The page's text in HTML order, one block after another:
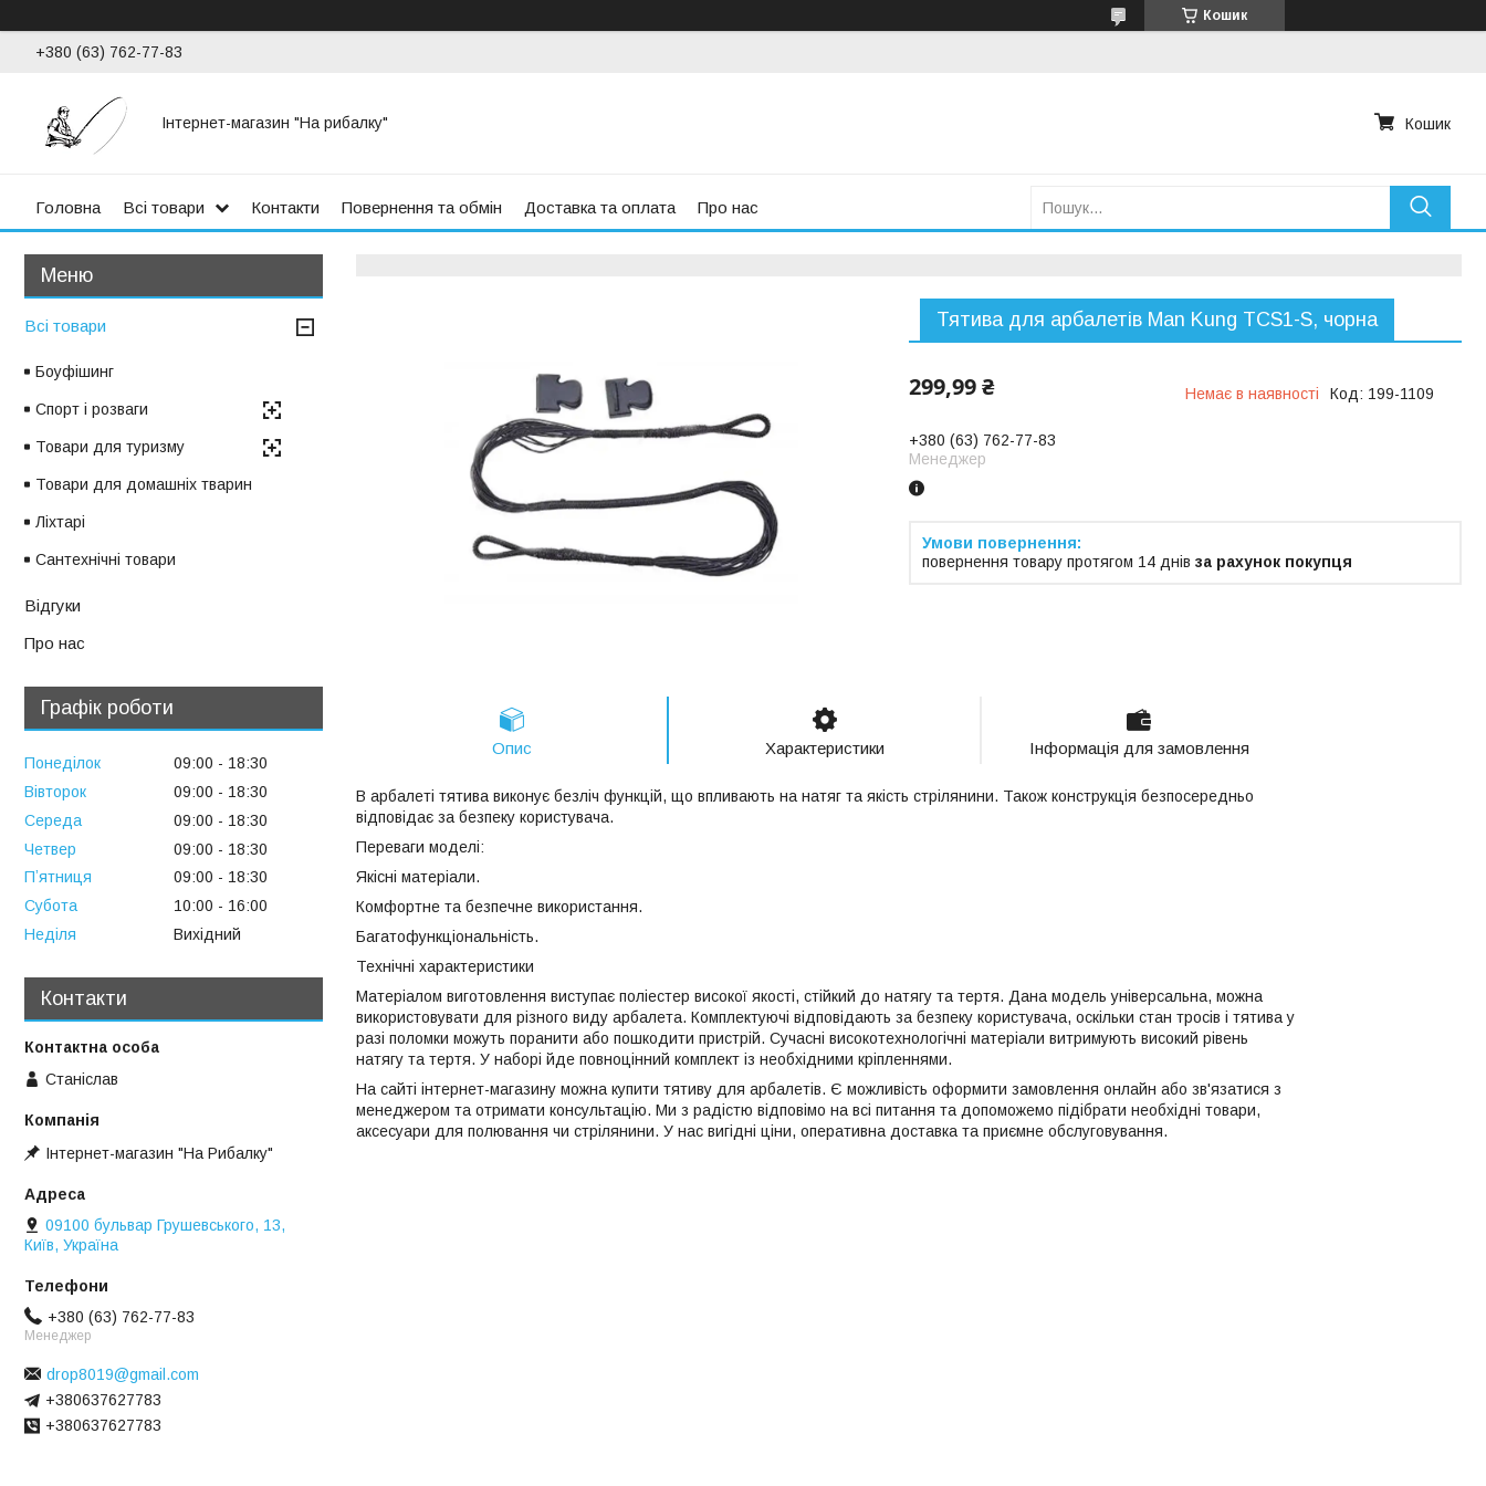
Кошик
+380 (63) 762-77-83
Інтернет-магазин "На рибалку" Кошик
Головна Всі товари Контакти Повернення та обмін Доставка та оплата Про нас
Тятива для арбалетів Man Kung TCS1-S, чорна
299,99 ₴ Немає в наявності Код: 199-1109
+380 (63) 762-77-83
Менеджер
повернення товару протягом 14 днів за рахунок покупця
Опис Характеристики Інформація для замовлення
В арбалеті тятива виконує безліч функцій, що впливають на натяг та якість стрілянини. Також конструкція безпосередньо
відповідає за безпеку користувача.
Переваги моделі:
Якісні матеріали.
Комфортне та безпечне використання.
Багатофункціональність.
Технічні характеристики
Матеріалом виготовлення виступає поліестер високої якості, стійкий до натягу та тертя. Дана модель універсальна, можна
використовувати для різного виду арбалета. Комплектуючі відповідають за безпеку користувача, оскільки стан тросів і тятива у
разі поломки можуть поранити або пошкодити пристрій. Сучасні високотехнологічні матеріали витримують високий рівень
натягу та тертя. У наборі йде повноцінний комплект із необхідними кріпленнями.
На сайті інтернет-магазину можна купити тятиву для арбалетів. Є можливість оформити замовлення онлайн або зв'язатися з
менеджером та отримати консультацію. Ми з радістю відповімо на всі питання та допоможемо підібрати необхідні товари,
аксесуари для полювання чи стрілянини. У нас вигідні ціни, оперативна доставка та приємне обслуговування.
Всі товари
Боуфішинг
Спорт і розваги
Товари для туризму
Товари для домашніх тварин
Ліхтарі
Сантехнічні товари
Відгуки
Про нас
Графік роботи
Понеділок 09:00
18:30
Вівторок
09:00
18:30
Середа
09:00
18:30
Четвер
09:00
18:30
Пʼятниця
09:00
18:30
Субота
10:00
16:00
Неділя
Вихідний
Контакти
Станіслав
Інтернет-магазин "На Рибалку"
09100 бульвар Грушевського, 13,
Київ, Україна
+380 (63) 762-77-83
Менеджер
drop8019@gmail.com
+380637627783
+380637627783